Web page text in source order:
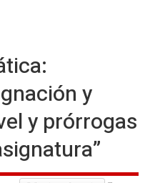
y
y prórrogas